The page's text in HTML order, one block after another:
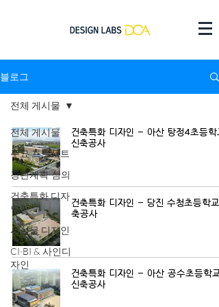
블로그
전체 게시물
주요 프로젝트
경관계획·심의
건축특화 디자
인
시설물 디자인
CI·BI & 사인디
자인
전체 게시물
건축특화 디자인 - 아산 탕정4초등학
신축공사
건축특화 디자인 - 당진 수청초등학교
축공사
건축특화 디자인 - 아산 공수초등학교
신축공사